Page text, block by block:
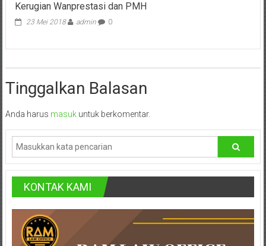
Tanggerang,
Kebumen,
Tasikmalaya,
Purwodadi,
Wonogiri,
Pacitan,
Palembang,
Bandar
Kerugian Wanprestasi dan PMH
23 Mei 2018 admin 0
Tinggalkan Balasan
Anda harus masukuntuk berkomentar.
KONTAK KAMI